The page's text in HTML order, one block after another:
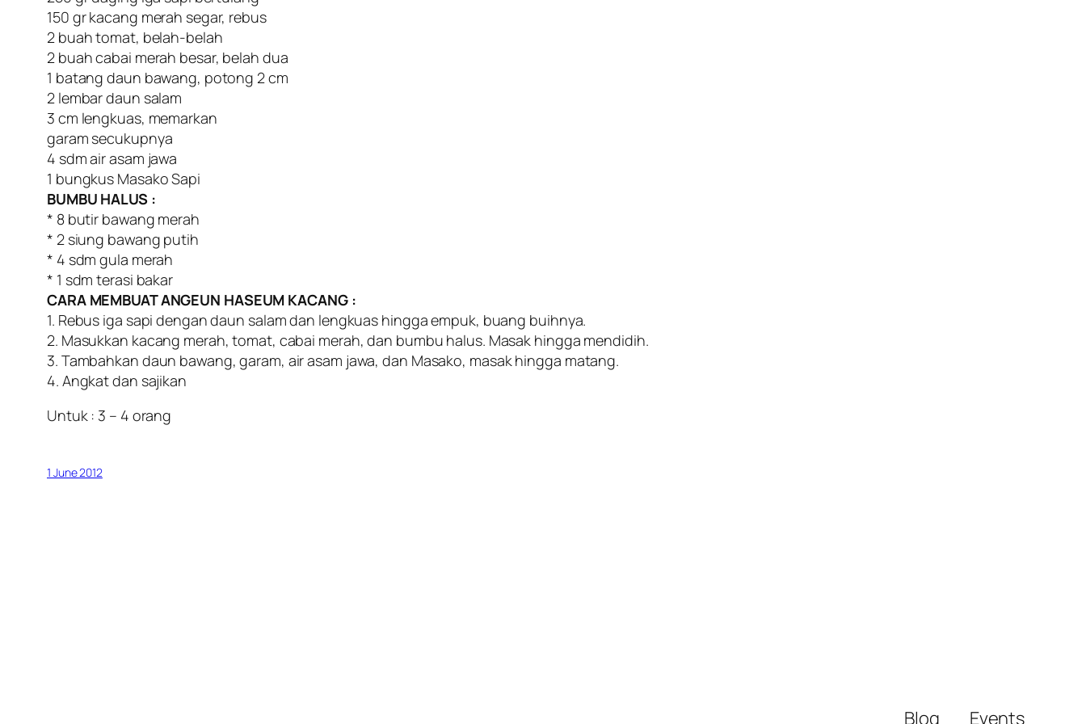
150 gr kacang merah segar, rebus
2 buah tomat, belah-belah
2 buah cabai merah besar, belah dua
1 batang daun bawang, potong 2 cm
2 lembar daun salam
3 cm lengkuas, memarkan
garam secukupnya
4 sdm air asam jawa
1 bungkus Masako Sapi
BUMBU HALUS :
* 8 butir bawang merah
* 2 siung bawang putih
* 4 sdm gula merah
* 1 sdm terasi bakar
CARA MEMBUAT ANGEUN HASEUM KACANG :
1. Rebus iga sapi dengan daun salam dan lengkuas hingga empuk, buang buihnya.
2. Masukkan kacang merah, tomat, cabai merah, dan bumbu halus. Masak hingga mendidih.
3. Tambahkan daun bawang, garam, air asam jawa, dan Masako, masak hingga matang.
4. Angkat dan sajikan
Untuk : 3 – 4 orang
1 June 2012
Blog Events